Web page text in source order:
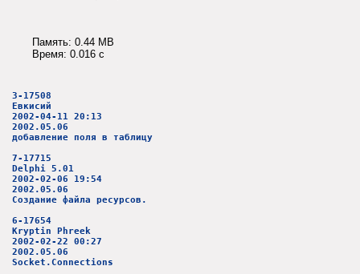
Память: 0.44 MB
Время: 0.016 c
3-17508
Евкисий
2002-04-11 20:13
2002.05.06
добавление поля в таблицу
7-17715
Delphi 5.01
2002-02-06 19:54
2002.05.06
Создание файла ресурсов.
6-17654
Kryptin Phreek
2002-02-22 00:27
2002.05.06
Socket.Connections